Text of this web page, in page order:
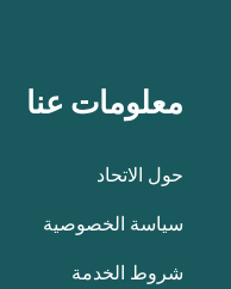
معلومات عنا
حول الاتحاد
سياسة الخصوصية
شروط الخدمة